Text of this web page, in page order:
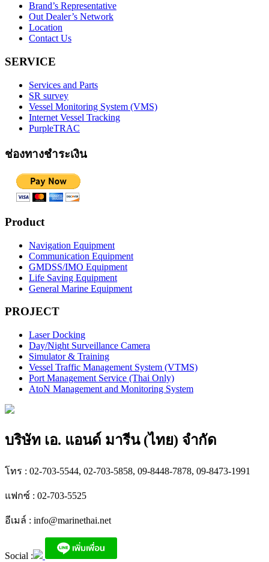
Brand’s Representative
Out Dealer’s Network
Location
Contact Us
SERVICE
Services and Parts
SR survey
Vessel Monitoring System (VMS)
Internet Vessel Tracking
PurpleTRAC
ช่องทางชำระเงิน
Product
Navigation Equipment
Communication Equipment
GMDSS/IMO Equipment
Life Saving Equipment
General Marine Equipment
PROJECT
Laser Docking
Day/Night Surveillance Camera
Simulator & Training
Vessel Traffic Management System (VTMS)
Port Management Service (Thai Only)
AtoN Management and Monitoring System
บริษัท เอ. แอนด์ มารีน (ไทย) จำกัด
โทร : 02-703-5544, 02-703-5858, 09-8448-7878, 09-8473-1991
แฟกซ์ : 02-703-5525
อีเมล์ : info@marinethai.net
Social :